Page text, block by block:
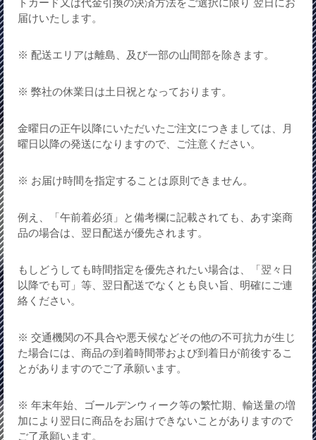
トカード又は代金引換の決済方法をご選択に限り 翌日にお
届けいたします。
※ 配送エリアは離島、及び一部の山間部を除きます。
※ 弊社の休業日は土日祝となっております。
金曜日の正午以降にいただいたご注文につきましては、月
曜日以降の発送になりますので、ご注意ください。
※ お届け時間を指定することは原則できません。
例え、「午前着必須」と備考欄に記載されても、あす楽商
品の場合は、翌日配送が優先されます。
もしどうしても時間指定を優先されたい場合は、「翌々日
以降でも可」等、翌日配送でなくとも良い旨、明確にご連
絡ください。
※ 交通機関の不具合や悪天候などその他の不可抗力が生じ
た場合には、商品の到着時間帯および到着日が前後するこ
とがありますのでご了承願います。
※ 年末年始、ゴールデンウィーク等の繁忙期、輸送量の増
加により翌日に商品をお届けできないことがありますので
ご了承願います。